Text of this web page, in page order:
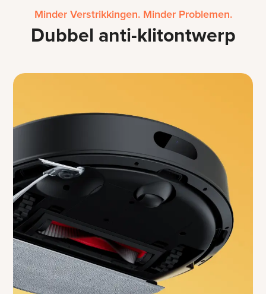
Minder Verstrikkingen. Minder Problemen.
Dubbel anti-klitontwerp